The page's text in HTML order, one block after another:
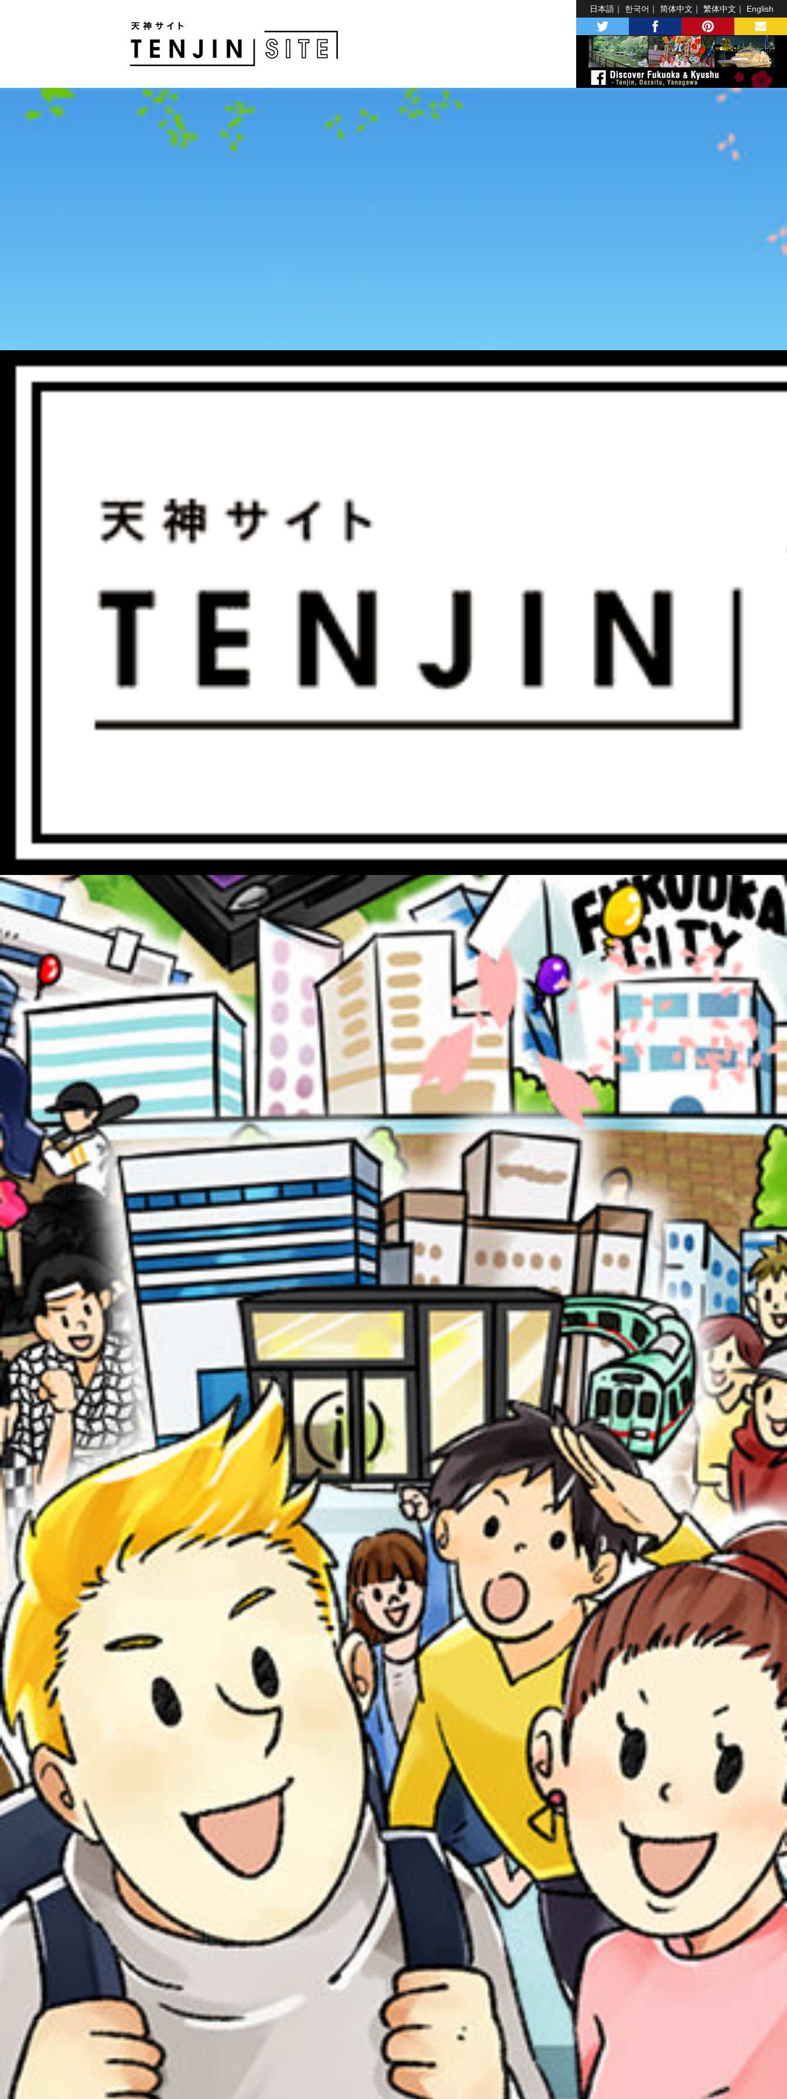
日本語 한국어 简体中文 繁体中文 English
twitter facebook pinterest MAIL